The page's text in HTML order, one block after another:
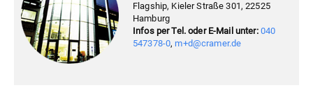
Flagship, Kieler Straße 301, 22525
Hamburg
Infos per Tel. oder E-Mail unter: 040
547378-0,m+d@cramer.de